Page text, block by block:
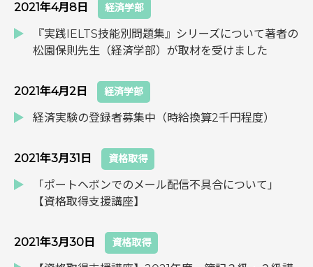
2021年4月8日 経済学部
『実践IELTS技能別問題集』シリーズについて著者の
松園保則先生（経済学部）が取材を受けました
2021年4月2日 経済学部
経済実験の登録者募集中（時給換算2千円程度）
2021年3月31日 資格取得
「ポートヘボンでのメール配信不具合について」
【資格取得支援講座】
2021年3月30日 資格取得